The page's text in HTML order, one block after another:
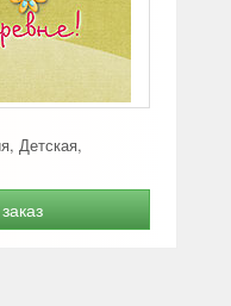
Детская,